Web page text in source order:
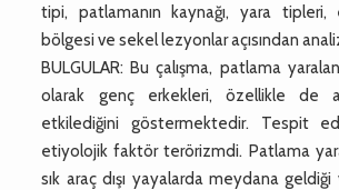
tipi, patlamanın kaynağı, yara
bölgesi ve sekel lezyonlar açısından
BULGULAR: Bu çalışma, patlama
olarak genç erkekleri, özellikle de
etkilediğini göstermektedir. Tespit
etiyolojik faktör terörizmdi. Patlama
sık araç dışı yayalarda meydana